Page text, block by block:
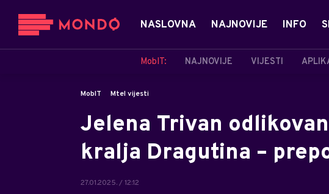
NASLOVNA NAJNOVIJE INFO
MobIT: NAJNOVIJE VIJESTI
MobIT Mtel vijesti
Jelena Trivan
kralja Dragutina –
27.01.2025. / 12:12